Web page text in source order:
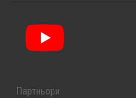
Партньори